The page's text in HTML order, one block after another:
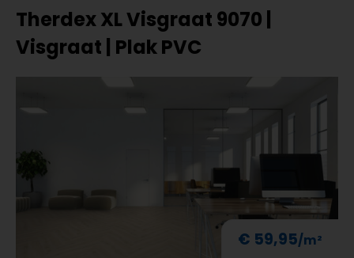
Therdex XL Visgraat 9070 |
Visgraat | Plak PVC
€ 59,95